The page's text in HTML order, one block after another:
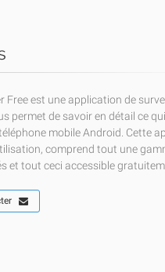
Free est une application de
permet de savoir en détail ce
mobile Android. Cette
comprend tout une
et tout ceci accessible